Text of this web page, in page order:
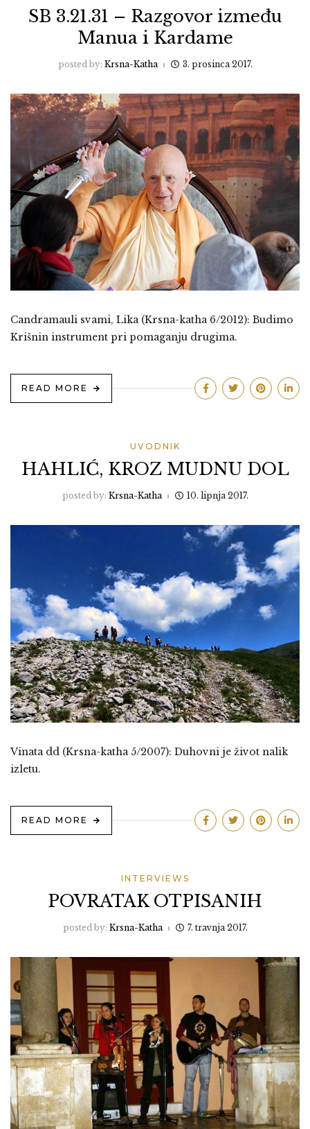
SB 3.21.31 – Razgovor između
Manua i Kardame
posted by: Krsna-Katha 3. prosinca 2017.
Candramauli svami, Lika (Krsna-katha 6/2012): Budimo
Krišnin instrument pri pomaganju drugima.
READ MORE
UVODNIK
HAHLIĆ, KROZ MUDNU DOL
posted by: Krsna-Katha 10. lipnja 2017.
Vinata dd (Krsna-katha 5/2007): Duhovni je život nalik
izletu.
READ MORE
INTERVIEWS
POVRATAK OTPISANIH
posted by: Krsna-Katha 7. travnja 2017.